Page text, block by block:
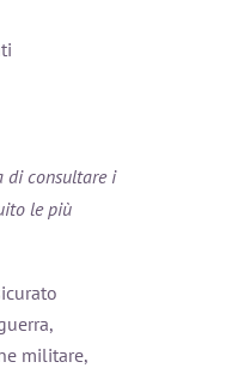
di consultare i
le più
militare,